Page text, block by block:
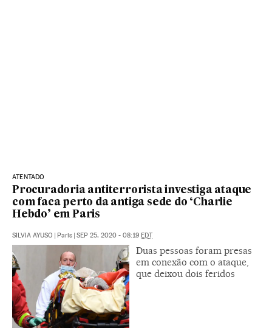
ATENTADO
Procuradoria antiterrorista investiga ataque
com faca perto da antiga sede do ‘Charlie
Hebdo’ em Paris
SILVIA AYUSO Paris SEP 25, 2020 - 08:19 EDT
Duas pessoas foram presas
em conexão com o ataque,
que deixou dois feridos